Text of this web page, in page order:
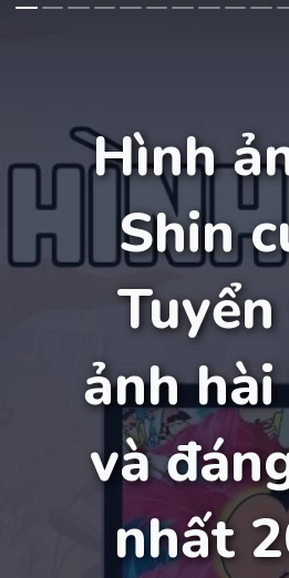
Hình
Shin
ảnh
và
nhất